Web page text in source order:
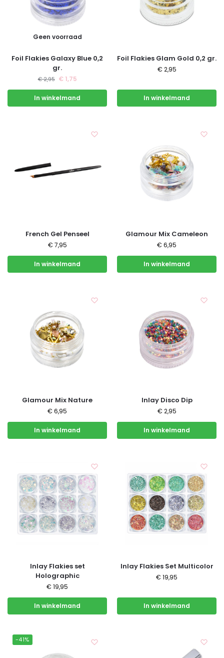
Geen voorraad
Foil Flakies Galaxy Blue 0,2
gr.
€2,95 €1,75
In winkelmand
Foil Flakies Glam Gold 0,2 gr.
€ 2,95
In winkelmand
French Gel Penseel
€ 7,95
In winkelmand
Glamour Mix Cameleon
€ 6,95
In winkelmand
Glamour Mix Nature
€ 6,95
In winkelmand
Inlay Disco Dip
€ 2,95
In winkelmand
Inlay Flakies set
Holographic
€ 19,95
In winkelmand
Inlay Flakies Set Multicolor
€ 19,95
In winkelmand
-41%